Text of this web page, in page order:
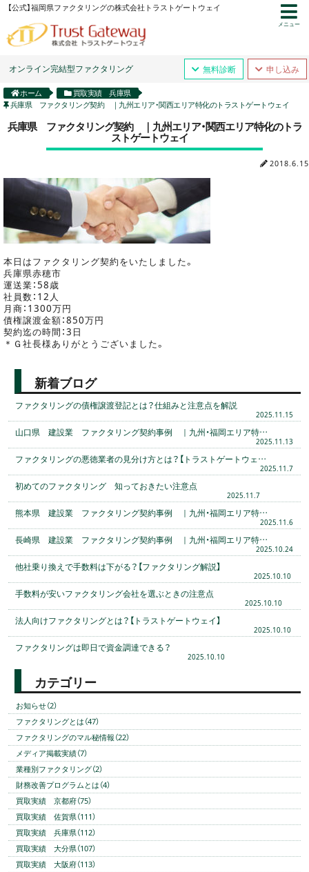
【公式】福岡県ファクタリングの株式会社トラストゲートウェイ
オンライン完結型ファクタリング 無料診断 申し込み
メニュー
ホーム
買取実績 兵庫県
兵庫県 ファクタリング契約 ｜九州エリア・関西エリア特化のトラストゲートウェイ
兵庫県 ファクタリング契約 ｜九州エリア・関西エリア特化のトラ
ストゲートウェイ
2018.6.15
本日はファクタリング契約をいたしました。
兵庫県赤穂市
運送業：58歳
社員数：12人
月商：1300万円
債権譲渡金額：850万円
契約迄の時間：3日
＊Ｇ社長様ありがとうございました。
新着ブログ
ファクタリングの債権譲渡登記とは？仕組みと注意点を解説
2025.11.15
山口県 建設業 ファクタリング契約事例 ｜九州・福岡エリア特…
2025.11.13
ファクタリングの悪徳業者の見分け方とは？【トラストゲートウェ…
2025.11.7
初めてのファクタリング 知っておきたい注意点
2025.11.7
熊本県 建設業 ファクタリング契約事例 ｜九州・福岡エリア特…
2025.11.6
長崎県 建設業 ファクタリング契約事例 ｜九州・福岡エリア特…
2025.10.24
他社乗り換えで手数料は下がる？【ファクタリング解説】
2025.10.10
手数料が安いファクタリング会社を選ぶときの注意点
2025.10.10
法人向けファクタリングとは？【トラストゲートウェイ】
2025.10.10
ファクタリングは即日で資金調達できる？
2025.10.10
カテゴリー
お知らせ（2）
ファクタリングとは（47）
ファクタリングのマル秘情報（22）
メディア掲載実績（7）
業種別ファクタリング（2）
財務改善プログラムとは（4）
買取実績 京都府（75）
買取実績 佐賀県（111）
買取実績 兵庫県（112）
買取実績 大分県（107）
買取実績 大阪府（113）